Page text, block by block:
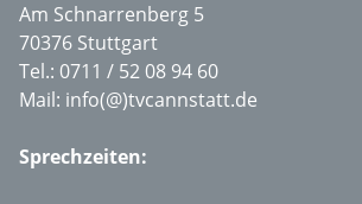
Am Schnarrenberg 5
70376 Stuttgart
Tel.: 0711 / 52 08 94 60
Mail: info(@)tvcannstatt.de
Sprechzeiten: